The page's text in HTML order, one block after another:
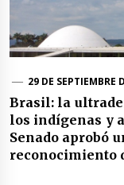
29 DE SEPTIEMBRE
Brasil: la
los indígenas y
Senado aprobó
reconocimiento